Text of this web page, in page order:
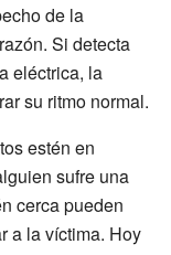
de la
Si detecta
eléctrica, la
su ritmo normal.
estén en
sufre una
cerca pueden
a la víctima. Hoy